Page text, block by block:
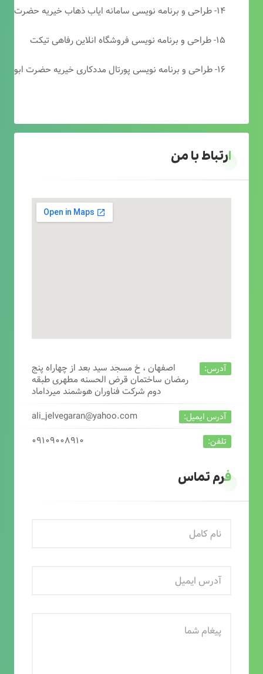
۱۴- طراحی و برنامه نویسی سامانه ایاب ذهاب خیریه حضرت ابوالفضل (ع)
۱۵- طراحی و برنامه نویسی فروشگاه انلاین رفاهی تیکت
۱۶- طراحی و برنامه نویسی پورتال مددکاری خیریه حضرت ابوالفضل (ع)
ارتباط با من
آدرس:
اصفهان ، خ مسجد سید بعد از چهاراه پنج
رمضان ساختمان قرض الحسنه مطهری طبقه
دوم شرکت فناوران هوشمند میرداماد
آدرس ایمیل: ali_jelvegaran@yahoo.com
تلفن: ۰۹۱۰۹۰۰۸۹۱۰
فرم تماس